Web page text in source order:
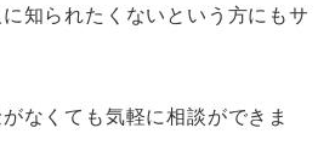
知られたくないという方にもサ
なくても気軽に相談ができま